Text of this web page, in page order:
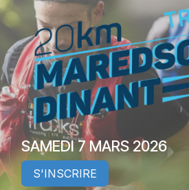
SAMEDI 7 MARS 2026
S'INSCRIRE